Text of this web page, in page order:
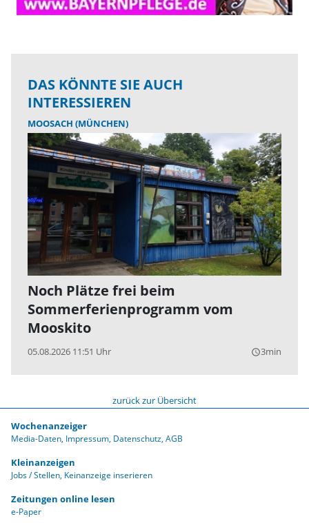
DAS KÖNNTE SIE AUCH
INTERESSIEREN
MOOSACH (MÜNCHEN)
Noch Plätze frei beim
Sommerferienprogramm vom
Mooskito
05.08.2026 11:51 Uhr query_builder3min
zurück zur Übersicht
Wochenanzeiger
Media-Daten Impressum Datenschutz AGB
Kleinanzeigen
Jobs / Stellen Keinanzeige inserieren
Zeitungen online lesen
e-Paper